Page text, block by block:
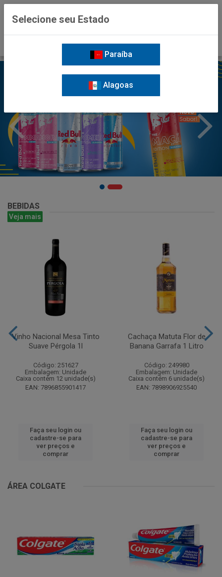
BEBIDAS
Veja mais
Vinho Nacional Mesa Tinto
Suave Pérgola 1l
Código: 251627
Embalagem: Unidade
Caixa contém 12 unidade(s)
EAN: 7896855901417
Faça seu login ou
cadastre-se para
ver preços e
comprar
Cachaça Matuta Flor de
Banana Garrafa 1 Litro
Código: 249980
Embalagem: Unidade
Caixa contém 6 unidade(s)
EAN: 7898906925540
Faça seu login ou
cadastre-se para
ver preços e
comprar
ÁREA COLGATE
Selecione seu Estado
Paraíba
Alagoas